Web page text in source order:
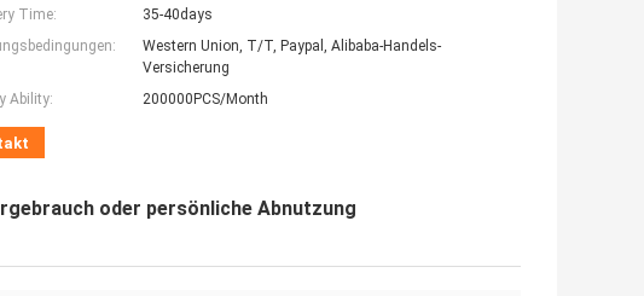
Time:
35-40days
Western Union, T/T, Paypal, Alibaba-Handels-
Versicherung
Ability:
200000PCS/Month
oder persönliche Abnutzung